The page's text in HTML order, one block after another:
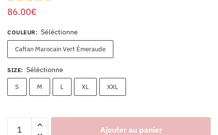
86.00€
COULEUR: Séléctionne
Caftan Marocain Vert Émeraude
SIZE: Séléctionne
S M L XL XXL
Ajouter au panier